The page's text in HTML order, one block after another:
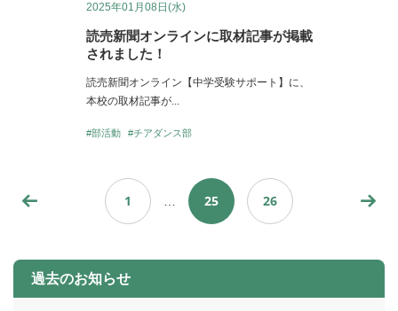
2025年01月08日(水)
読売新聞オンラインに取材記事が掲載
されました！
読売新聞オンライン【中学受験サポート】に、
本校の取材記事が...
#部活動 #チアダンス部
1 25 26
過去のお知らせ